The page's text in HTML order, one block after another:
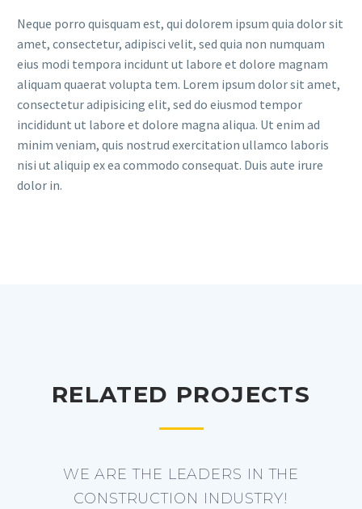
Neque porro quisquam est, qui dolorem ipsum quia dolor sit
amet, consectetur, adipisci velit, sed quia non numquam
eius modi tempora incidunt ut labore et dolore magnam
aliquam quaerat volupta tem. Lorem ipsum dolor sit amet,
consectetur adipisicing elit, sed do eiusmod tempor
incididunt ut labore et dolore magna aliqua. Ut enim ad
minim veniam, quis nostrud exercitation ullamco laboris
nisi ut aliquip ex ea commodo consequat. Duis aute irure
dolor in.
RELATED PROJECTS
WE ARE THE LEADERS IN THE
CONSTRUCTION INDUSTRY!